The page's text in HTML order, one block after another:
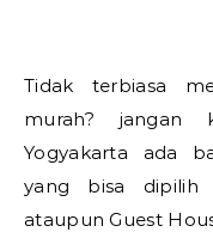
Tidak terbiasa
murah? jangan
Yogyakarta ada
yang bisa dipilih
ataupun Guest